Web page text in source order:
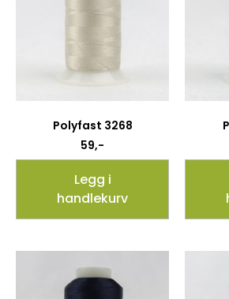
Polyfast 3268
59,-
Legg i
handlekurv